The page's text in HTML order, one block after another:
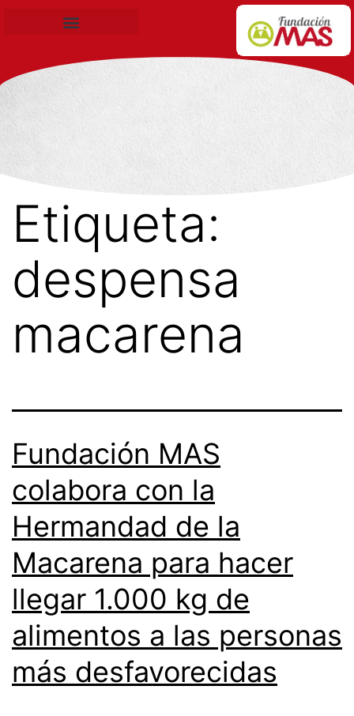
Etiqueta:
despensa
macarena
Fundación MAS
colabora con la
Hermandad de la
Macarena para hacer
llegar 1.000 kg de
alimentos a las personas
más desfavorecidas